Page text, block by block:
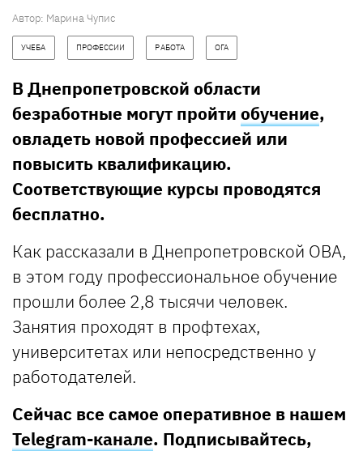
Автор: Марина Чупис
УЧЕБА ПРОФЕССИИ РАБОТА ОГА
В Днепропетровской области
безработные могут пройти обучение,
овладеть новой профессией или
повысить квалификацию.
Соответствующие курсы проводятся
бесплатно.
Как рассказали в Днепропетровской ОВА,
в этом году профессиональное обучение
прошли более 2,8 тысячи человек.
Занятия проходят в профтехах,
университетах или непосредственно у
работодателей.
Сейчас все самое оперативное в нашем
Telegram-канале. Подписывайтесь,